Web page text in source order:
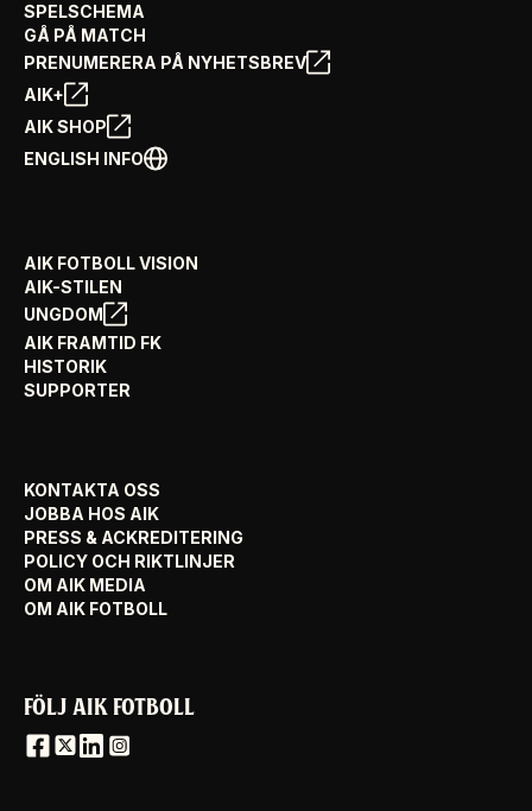
SPELSCHEMA
GÅ PÅ MATCH
PRENUMERERA PÅ NYHETSBREV
AIK+
AIK SHOP
ENGLISH INFO
AIK FOTBOLL VISION
AIK-STILEN
UNGDOM
AIK FRAMTID FK
HISTORIK
SUPPORTER
KONTAKTA OSS
JOBBA HOS AIK
PRESS & ACKREDITERING
POLICY OCH RIKTLINJER
OM AIK MEDIA
OM AIK FOTBOLL
FÖLJ AIK FOTBOLL